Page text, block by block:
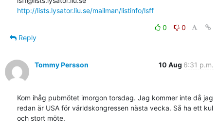
http://lists.lysator.liu.se/mailman/listinfo/lsff
0
0
Reply
Tommy Persson 10 Aug 6:31 p.m.
Kom ihåg pubmötet imorgon torsdag. Jag kommer inte då jag
redan är USA för världskongressen nästa vecka. Så ha ett kul
och stort möte.